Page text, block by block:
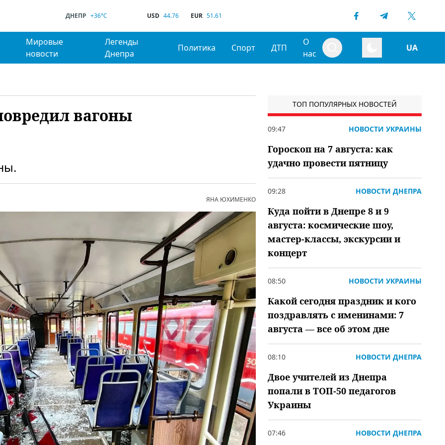
ДНЕПР +36°C USD 44.76 EUR 51.61
Мировые
новости
Легенды
Днепра
Политика Спорт ДТП
О
нас
UA
вагоны
ЯНА ЮХИМЕНКО
ТОП ПОПУЛЯРНЫХ НОВОСТЕЙ
09:47 НОВОСТИ УКРАИНЫ
Гороскоп на 7 августа: как
удачно провести пятницу
09:28 НОВОСТИ ДНЕПРА
Куда пойти в Днепре 8 и 9
августа: космические шоу,
мастер-классы, экскурсии и
концерт
08:50 НОВОСТИ УКРАИНЫ
Какой сегодня праздник и кого
поздравлять с именинами: 7
августа — все об этом дне
08:10 НОВОСТИ ДНЕПРА
Двое учителей из Днепра
попали в ТОП-50 педагогов
Украины
07:46 НОВОСТИ ДНЕПРА